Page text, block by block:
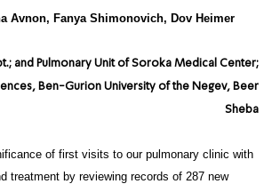
Avnon, Fanya Shimonovich, Dov Heimer
and Pulmonary Unit of Soroka Medical Center;
Ben-Gurion University of the Negev, Beer
Sheba
of first visits to our pulmonary clinic with
treatment by reviewing records of 287 new